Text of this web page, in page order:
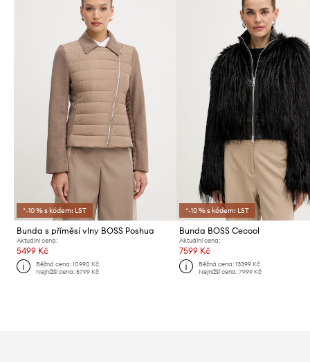
*-10 % s kódem: LST
Bunda s příměsí vlny BOSS Poshua
Aktuální cena:
5499 Kč
Běžná cena:10990 Kč
Nejnižší cena:5799 Kč
*-10 % s kódem: LST
Bunda BOSS Cecool
Aktuální cena:
7599 Kč
Běžná cena: 13399 Kč
Nejnižší cena: 7999 Kč